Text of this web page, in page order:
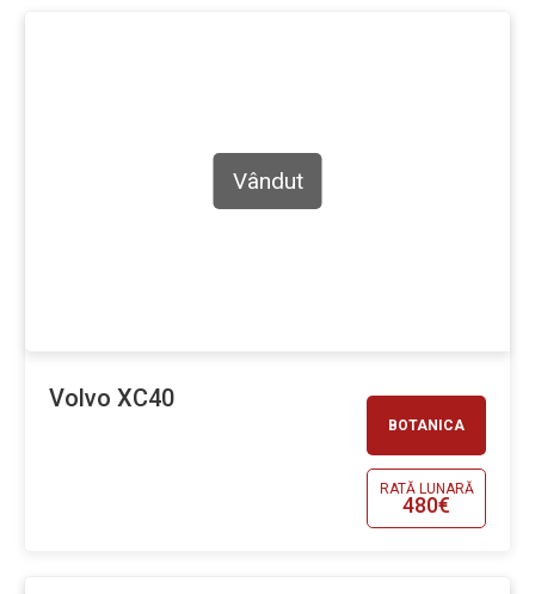
BOTANICA
RATĂ LUNARĂ
480€
Vândut
Volvo XC40